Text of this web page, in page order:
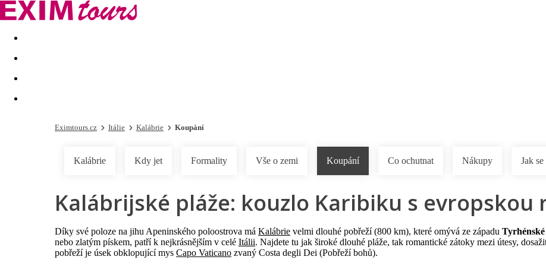
Akční nabídky Last minute
Eximtours.cz Itálie Kalábrie Koupání
Kalábrie Kdy jet Formality Vše o zemi Koupání Co ochutnat Nákupy Jak
Kalábrijské pláže: kouzlo Karibiku s
Díky své poloze na jihu Apeninského poloostrova má Kalábrie velmi dlouhé pobřeží (800 km), které omývá ze západu Tyrhénské
nebo zlatým pískem, patří k nejkrásnějším v celé Itálii. Najdete tu jak široké dlouhé pláže, tak romantické zátoky mezi útesy,
pobřeží je úsek obklopující mys Capo Vaticano zvaný Costa degli Dei (Pobřeží bohů).